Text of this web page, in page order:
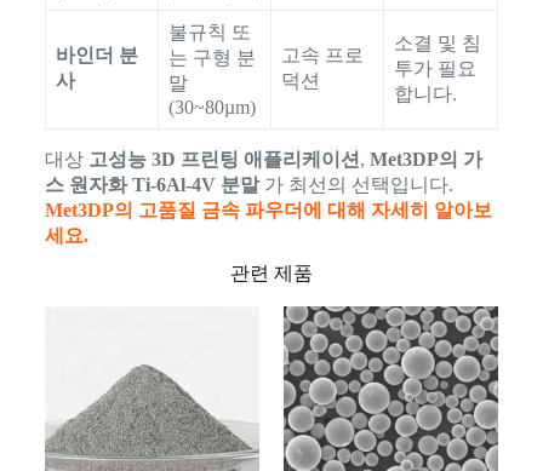
바인더 분
사
불규칙 또
는 구형 분
말
(30~80µm)
고속 프로
덕션
소결 및 침
투가 필요
합니다.
대상 고성능 3D 프린팅 애플리케이션 , Met3DP의 가
스 원자화 Ti-6Al-4V 분말가 최선의 선택입니다.
Met3DP의 고품질 금속 파우더에 대해 자세히 알아보
세요.
관련 제품